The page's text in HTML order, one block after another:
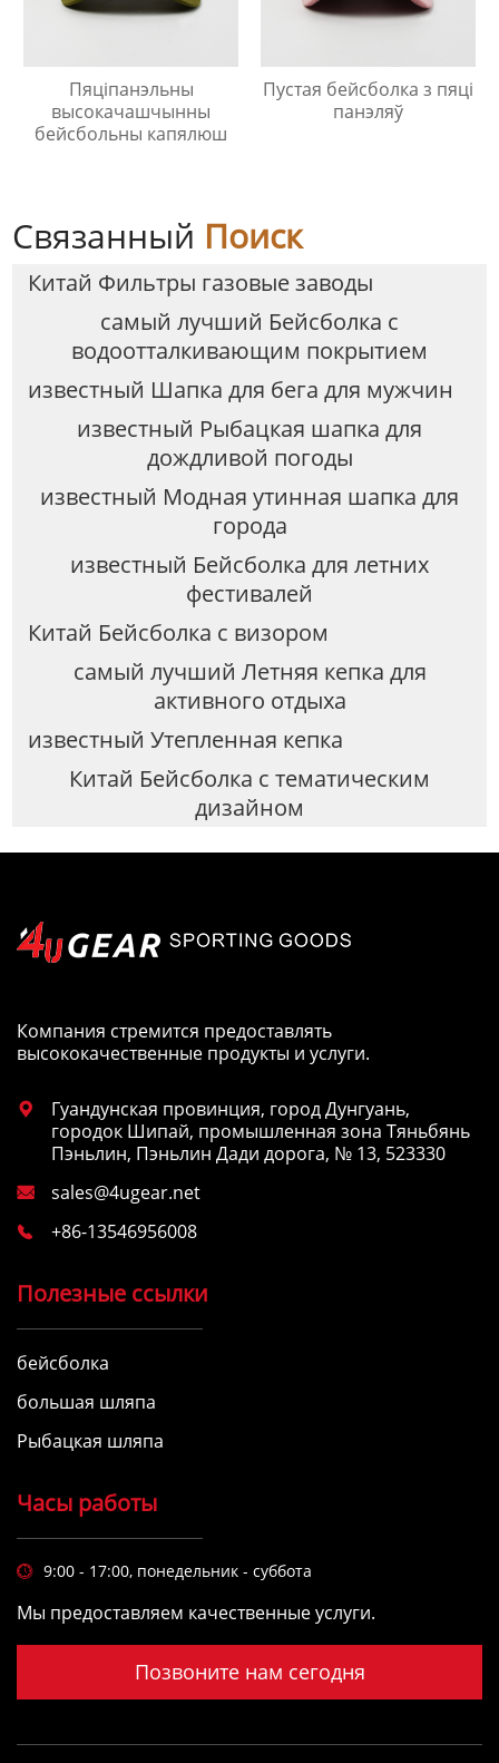
Пяціпанэльны
высокачашчынны
бейсбольны капялюш
Пустая бейсболка з пяці
панэляў
Связанный Поиск
Китай Фильтры газовые заводы
самый лучший Бейсболка с
водоотталкивающим покрытием
известный Шапка для бега для мужчин
известный Рыбацкая шапка для
дождливой погоды
известный Модная утинная шапка для
города
известный Бейсболка для летних
фестивалей
Китай Бейсболка с визором
самый лучший Летняя кепка для
активного отдыха
известный Утепленная кепка
Китай Бейсболка с тематическим
дизайном
Компания стремится предоставлять
высококачественные продукты и услуги.

Гуандунская провинция, город Дунгуань,
городок Шипай, промышленная зона Тяньбянь
Пэньлин, Пэньлин Дади дорога, № 13, 523330
 sales@4ugear.net
 +86-13546956008
Полезные ссылки
бейсболка
большая шляпа
Рыбацкая шляпа
Часы работы
 9:00 - 17:00, понедельник - суббота
Мы предоставляем качественные услуги.
Позвоните нам сегодня